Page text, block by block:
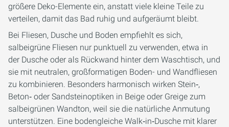
größere Deko-Elemente ein, anstatt viele kleine Teile zu
verteilen, damit das Bad ruhig und aufgeräumt bleibt.
Bei Fliesen, Dusche und Boden empfiehlt es sich,
salbeigrüne Fliesen nur punktuell zu verwenden, etwa in
der Dusche oder als Rückwand hinter dem Waschtisch, und
sie mit neutralen, großformatigen Boden- und Wandfliesen
zu kombinieren. Besonders harmonisch wirken Stein‑,
Beton‑ oder Sandsteinoptiken in Beige oder Greige zum
salbeigrünen Wandton, weil sie die natürliche Anmutung
unterstützen. Eine bodengleiche Walk‑in‑Dusche mit klarer